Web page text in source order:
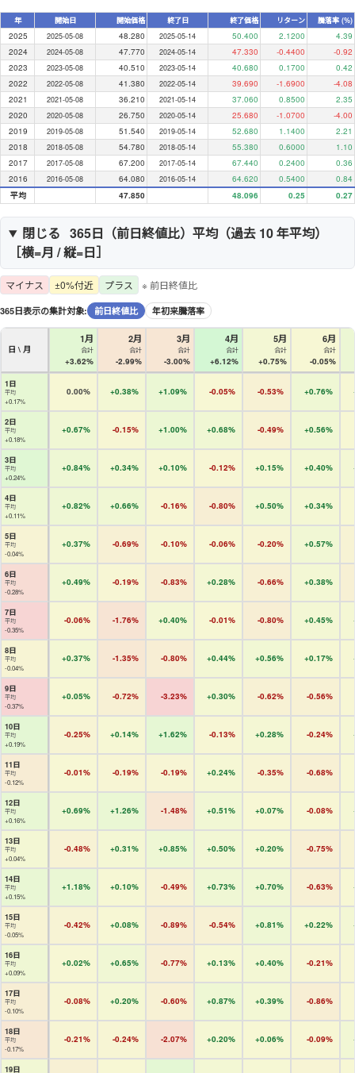
年 開始日 開始価格 終了日 終了価格 リターン 騰落率 (%)
2025 2025-05-08 48.280 2025-05-14 50.400 2.1200
4.39
2024
2024-05-08 47.770 2024-05-14 47.330 -0.4400
-0.92
2023
2023-05-08 40.510 2023-05-14 40.680 0.1700
0.42
2022
2022-05-08 41.380 2022-05-14 39.690 -1.6900
-4.08
2021
2021-05-08 36.210 2021-05-14 37.060 0.8500
2.35
2020
2020-05-08 26.750 2020-05-14 25.680 -1.0700
-4.00
2019
2019-05-08 51.540 2019-05-14 52.680 1.1400
2.21
2018
2018-05-08 54.780 2018-05-14 55.380 0.6000
1.10
2017
2017-05-08 67.200 2017-05-14 67.440 0.2400
0.36
2016
2016-05-08 64.080 2016-05-14 64.620 0.5400
0.84
平均
47.850 48.096 0.25 0.27
閉じる 365日（前日終値比）平均（過去 10年平均）
［横=月 / 縦=日］
マイナス ±0%付近 プラス ※ 前日終値比
365日表示の集計対象: 前日終値比 年初来騰落率
日 \ 月
1月
合計
+3.62%
2月
合計
-2.99%
3月
合計
-3.00%
4月
合計
+6.12%
5月
合計
+0.75%
6月
合計
-0.05%
1日
平均
+0.17%
0.00% +0.38% +1.09% -0.05% -0.53% +0.76%
2日
平均
+0.18%
+0.67% -0.15% +1.00% +0.68% -0.49% +0.56%
3日
平均
+0.24%
+0.84% +0.34% +0.10% -0.12% +0.15% +0.40%
4日
平均
+0.11%
+0.82% +0.66% -0.16% -0.80% +0.50% +0.34%
5日
平均
-0.04%
+0.37% -0.69% -0.10% -0.06% -0.20% +0.57%
6日
平均
-0.28%
+0.49% -0.19% -0.83% +0.28% -0.66% +0.38%
7日
平均
-0.35%
-0.06% -1.76% +0.40% -0.01% -0.80% +0.45%
8日
平均
-0.04%
+0.37% -1.35% -0.80% +0.44% +0.56% +0.17%
9日
平均
-0.37%
+0.05% -0.72% -3.23% +0.30% -0.62% -0.56%
10日
平均
+0.19%
-0.25% +0.14% +1.62% -0.13% +0.28% -0.24%
11日
平均
-0.12%
-0.01% -0.19% -0.19% +0.24% -0.35% -0.68%
12日
平均
+0.16%
+0.69% +1.26% -1.48% +0.51% +0.07% -0.08%
13日
平均
+0.04%
-0.48% +0.31% +0.85% +0.50% +0.20% -0.75%
14日
平均
+0.15%
+1.18% +0.10% -0.49% +0.73% +0.70% -0.63%
15日
平均
-0.05%
-0.42% +0.08% -0.89% -0.54% +0.81% +0.22%
16日
平均
+0.09%
+0.02% +0.65% -0.77% +0.13% +0.40% -0.21%
17日
平均
-0.10%
-0.08% +0.20% -0.60% +0.87% +0.39% -0.86%
18日
平均
-0.17%
-0.21% -0.24% -2.07% +0.20% +0.06% -0.09%
19日